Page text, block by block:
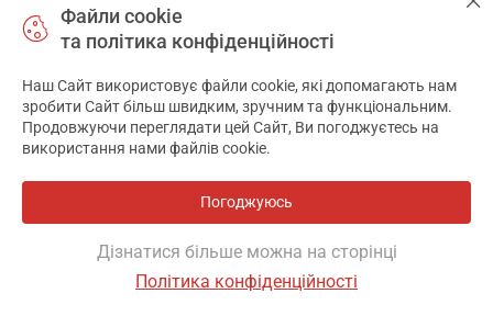
Фільтр
сайті (інструкції, описи, статті). Але навіть ретельне
вивчення інструкції не є підставою замінити візит до лікаря
самолікуванням. Адміністрація сайту apteka911.ua не несе
результаті використання інформації на сайті. Пам'ятайте,
що САМОЛІКУВАННЯ МОЖЕ БУТИ ШКІДЛИВИМ ДЛЯ
ВАШОГО ЗДОРОВ'Я.
Поширені запитання
Які недорогі товари в категорії Протизапальні засоби?
Файли cookie
та політика конфіденційності
Наш Сайт використовує файли cookie, які допомагають нам
зробити Сайт більш швидким, зручним та функціональним.
Продовжуючи переглядати цей Сайт, Ви погоджуєтесь на
використання нами файлів cookie.
Погоджуюсь
Дізнатися більше можна на сторінці
Політика конфіденційності
✕